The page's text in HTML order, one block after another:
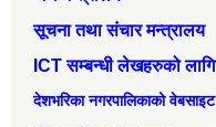
सूचना तथा संचार मन्त्रालय
ICT सम्बन्धी लेखहरुको लागि
देशभरिका नगरपालिकाको वेबसाइट